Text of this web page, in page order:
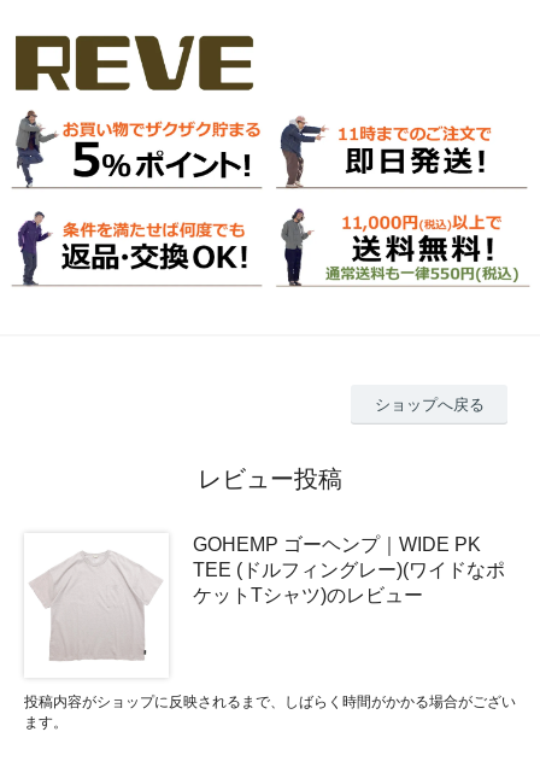
ショップへ戻る
レビュー投稿
GOHEMP ゴーヘンプ｜WIDE PK
TEE (ドルフィングレー)(ワイドなポ
ケットTシャツ)のレビュー
投稿内容がショップに反映されるまで、しばらく時間がかかる場合がござい
ます。